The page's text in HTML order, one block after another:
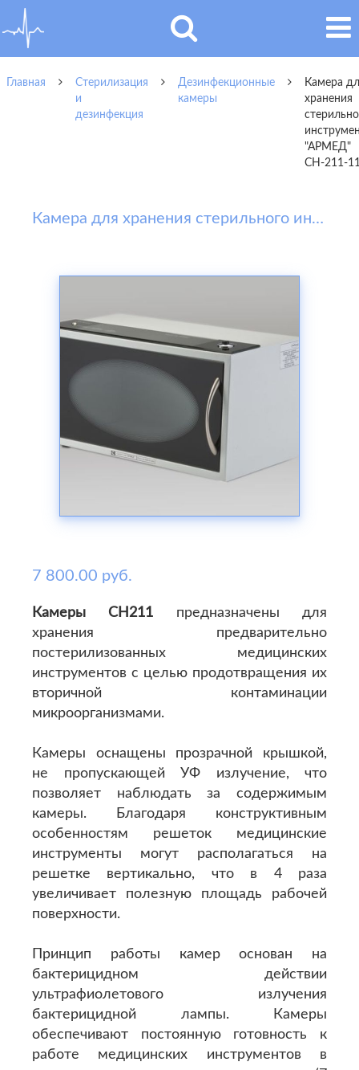
Главная
Стерилизация
и
дезинфекция
Дезинфекционные
камеры
Камера
хранения
"АРМЕД"
СН-211-
Камера для хранения стерильного инструмента "АРМЕД" СН-211-115
7 800.00 руб.
Камеры СН211 предназначены для
хранения предварительно
постерилизованных медицинских
инструментов с целью продотвращения их
вторичной контаминации
микроорганизмами.
Камеры оснащены прозрачной крышкой,
не пропускающей УФ излучение, что
позволяет наблюдать за содержимым
камеры. Благодаря конструктивным
особенностям решеток медицинские
инструменты могут располагаться на
решетке вертикально, что в 4 раза
увеличивает полезную площадь рабочей
поверхности.
Принцип работы камер основан на
бактерицидном действии
ультрафиолетового излучения
бактерицидной лампы. Камеры
обеспечивают постоянную готовность к
работе медицинских инструментов в